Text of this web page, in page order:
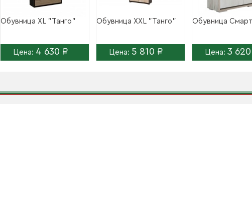
Обувница XL "Танго"
Цена: 4 630 ₽
Обувница XXL "Танго"
Цена: 5 810 ₽
Обувница Смарт
Цена: 3